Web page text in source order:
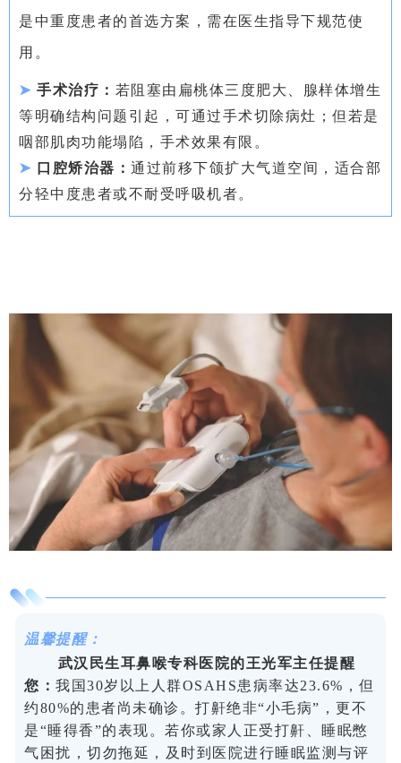
是中重度患者的首选方案，需在医生指导下规范使
用。
➤ 手术治疗： 若阻塞由扁桃体三度肥大、腺样体增生
等明确结构问题引起，可通过手术切除病灶；但若是
咽部肌肉功能塌陷，手术效果有限。
➤ 口腔矫治器 ： 通过前移下颌扩大气道空间，适合部
分轻中度患者或不耐受呼吸机者。
温馨提醒：
武汉民生耳鼻喉专科医院的王光军主任提醒
您： 我国30岁以上人群OSAHS患病率达23.6%，但
约80%的患者尚未确诊。打鼾绝非“小毛病”，更不
是“睡得香”的表现。若你或家人正受打鼾、睡眠憋
气困扰，切勿拖延，及时到医院进行睡眠监测与评